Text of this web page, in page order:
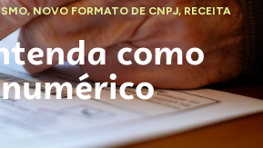
,NOVO FORMATO DE CNPJ,RECEITA
como